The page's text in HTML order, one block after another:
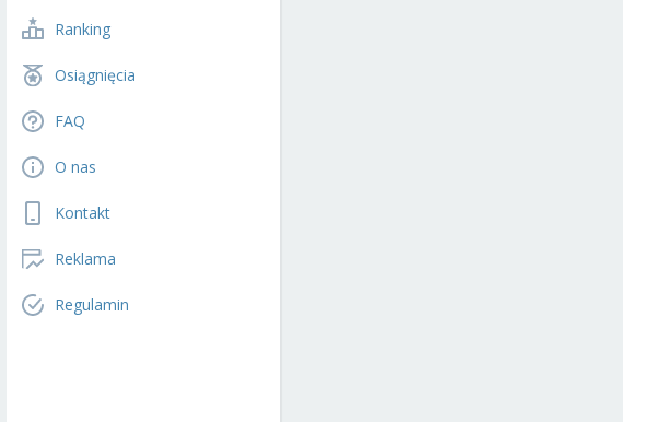
Ranking
Osiągnięcia
FAQ
O nas
Kontakt
Reklama
Regulamin